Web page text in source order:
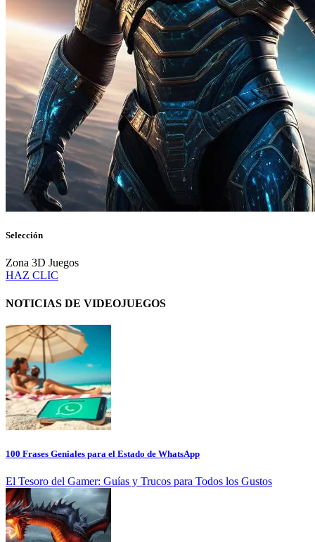
Selección
Zona 3D Juegos
HAZ CLIC
NOTICIAS DE VIDEOJUEGOS
100 Frases Geniales para el Estado de WhatsApp
El Tesoro del Gamer: Guías y Trucos para Todos los Gustos